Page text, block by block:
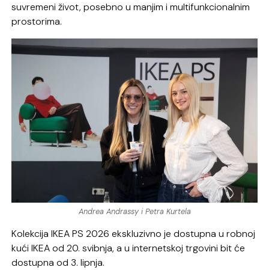
suvremeni život, posebno u manjim i multifunkcionalnim
prostorima.
Andrea Andrassy i Petra Kurtela
Kolekcija IKEA PS 2026 ekskluzivno je dostupna u robnoj
kući IKEA od 20. svibnja, a u internetskoj trgovini bit će
dostupna od 3. lipnja.